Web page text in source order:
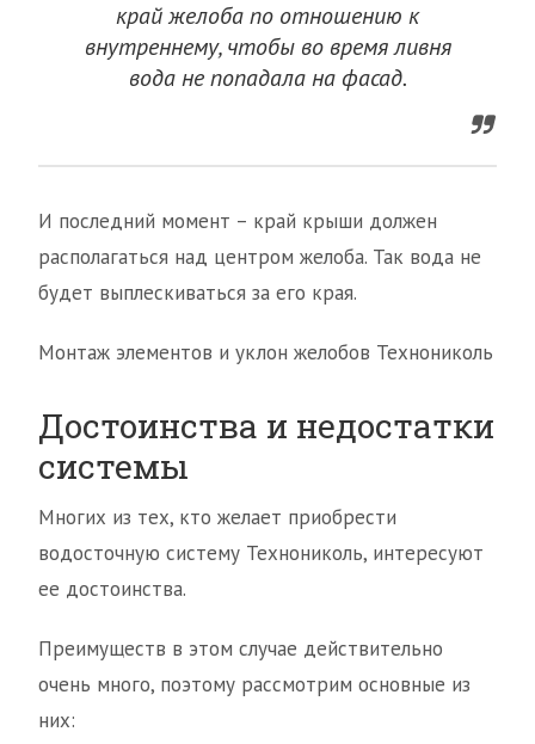
край желоба по отношению к
внутреннему, чтобы во время ливня
вода не попадала на фасад.
И последний момент – край крыши должен
располагаться над центром желоба. Так вода не
будет выплескиваться за его края.
Монтаж элементов и уклон желобов Технониколь
Достоинства и недостатки
системы
Многих из тех, кто желает приобрести
водосточную систему Технониколь, интересуют
ее достоинства.
Преимуществ в этом случае действительно
очень много, поэтому рассмотрим основные из
них: